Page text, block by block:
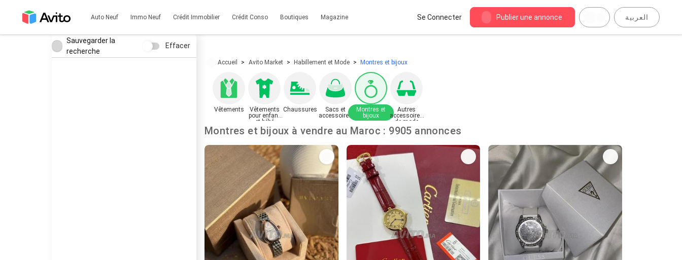
Auto Neuf Immo Neuf Crédit Immobilier Crédit Conso Boutiques Magazine Se Connecter Publier une annonce العربية
Sauvegarder la
recherche
Effacer
Accueil Avito Market Habillement et Mode Montres et bijoux
Vêtements
Vêtements
pour enfant
et bébé
Chaussures
Sacs et
accessoires
Montres et
bijoux
Autres
accessoires
de mode
Montres et bijoux à vendre au Maroc : 9905 annonces